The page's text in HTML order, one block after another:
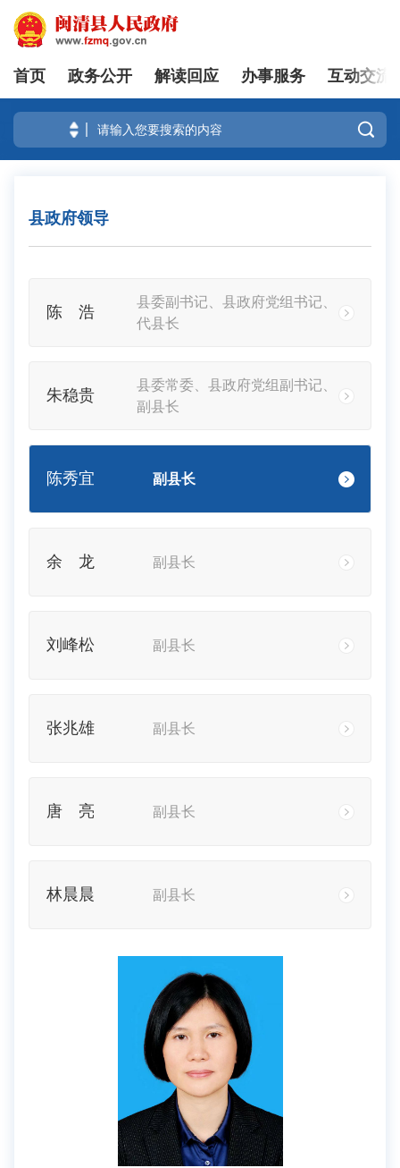
登录
首页 政务公开 解读回应 办事服务 互动交流

县政府领导
陈 浩
县委副书记、县政府党组书记、
代县长
朱稳贵
县委常委、县政府党组副书记、
副县长
陈秀宜 副县长
余 龙 副县长
刘峰松 副县长
张兆雄 副县长
唐 亮 副县长
林晨晨 副县长